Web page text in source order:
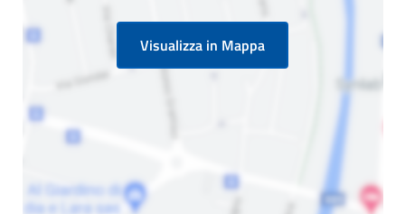
Visualizza in Mappa